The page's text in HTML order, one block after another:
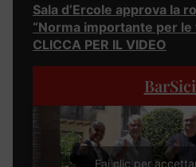
Sala d’Ercole approva la
“Norma importante per le
CLICCA PER IL VIDEO
Fai clic per